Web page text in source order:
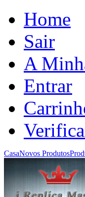
Home
Sair
A
Entrar
CasaNovos Produtos